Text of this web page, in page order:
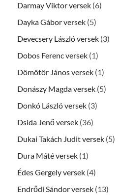
Darmay Viktor versek (6)
Dayka Gábor versek (5)
Devecsery László versek (3)
Dobos Ferenc versek (1)
Dömötör János versek (1)
Donászy Magda versek (5)
Donkó László versek (3)
Dsida Jenő versek (36)
Dukai Takách Judit versek (5)
Dura Máté versek (1)
Édes Gergely versek (4)
Endrődi Sándor versek (13)